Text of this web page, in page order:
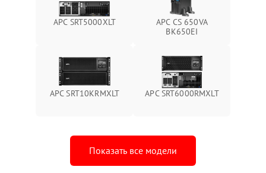
Неисправность системы
Подробнее →
Поломка системы защиты
от перегрузок
Подробнее →
Повреждение системы
защиты от перегрева
APC SRT5000XLT
APC CS 650VA
BK650EI
APC SRT10KRMXLT APC SRT6000RMXLT
Показать все модели